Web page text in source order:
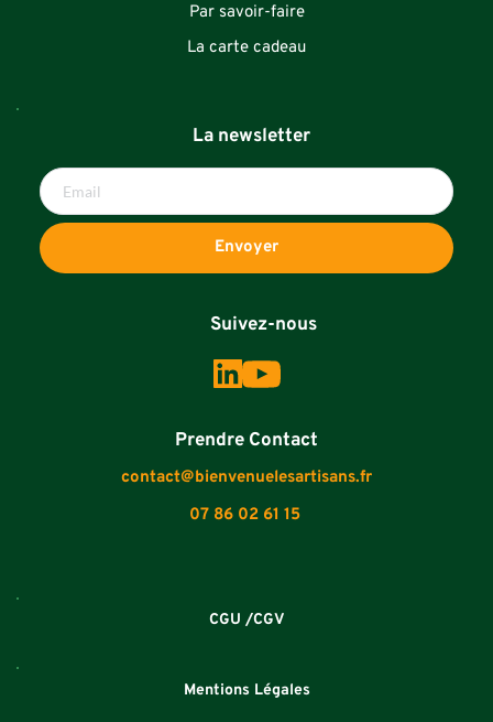
Par savoir-faire
La carte cadeau
La newsletter
Envoyer
          Suivez-nous
Prendre Contact
contact@bienvenuelesartisans.fr
07 86 02 61 15
CGU /CGV
Mentions Légales